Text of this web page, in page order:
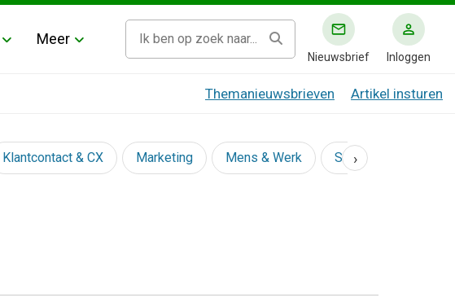
Meer
Nieuwsbrief Inloggen
Themanieuwsbrieven Artikel insturen
Klantcontact & CX Marketing Mens & Werk Social
›